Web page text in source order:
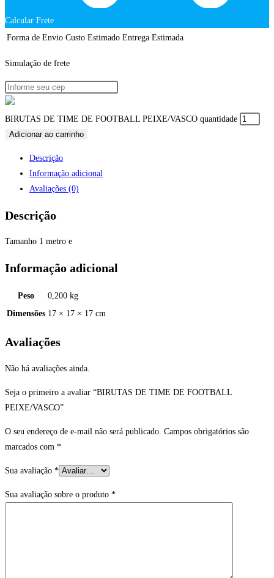
Calcular Frete
Forma de Envio Custo Estimado Entrega Estimada
Simulação de frete
BIRUTAS DE TIME DE FOOTBALL PEIXE/VASCO quantidade
Adicionar ao carrinho
Descrição
Informação adicional
Avaliações (0)
Descrição
Tamanho 1 metro e
Informação adicional
Peso
0,200 kg
Dimensões 17 × 17 × 17 cm
Avaliações
Não há avaliações ainda.
Seja o primeiro a avaliar “BIRUTAS DE TIME DE FOOTBALL
PEIXE/VASCO”
O seu endereço de e-mail não será publicado. Campos obrigatórios são
marcados com *
Sua avaliação *
Sua avaliação sobre o produto *